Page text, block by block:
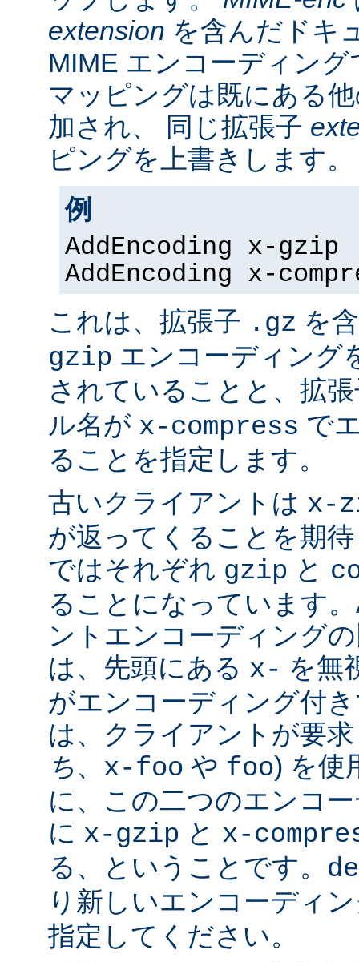
extension を含んだドキ
MIME エンコーディン
マッピングは既にある
加され、 同じ拡張子
ピングを上書きします。
例
AddEncoding x-gzip
AddEncoding x-
これは、拡張子 .gz を
gzip エンコーディング
されていることと、拡
ル名が x-compress で
ることを指定します。
古いクライアントは x-
が返ってくることを期
ではそれぞれ gzip と
ることになっています
ントエンコーディング
は、先頭にある x- を無
がエンコーディング付
は、クライアントが要
ち、 x-foo や foo) を使
に、この二つのエンコ
に x-gzip と x-
る、ということです。
り新しいエンコーディ
指定してください。